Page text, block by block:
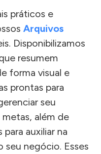
práticos e
Arquivos
Disponibilizamos
resumem
forma visual e
prontas para
seu
além de
auxiliar na
negócio. Esses